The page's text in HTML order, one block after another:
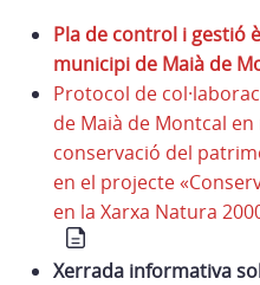
Pla de control i gestió
municipi de Maià de
Protocol de
de Maià de Montcal
conservació del
en el projecte
en la Xarxa Natura
Xerrada informativa